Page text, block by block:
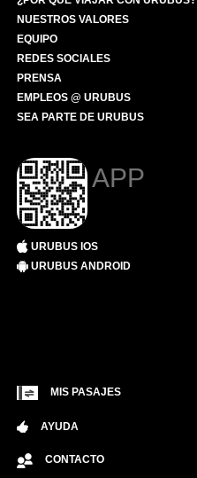
NUESTROS VALORES
EQUIPO
REDES SOCIALES
PRENSA
EMPLEOS @ URUBUS
SEA PARTE DE URUBUS
APP
URUBUS IOS
URUBUS ANDROID
MIS PASAJES
AYUDA
CONTACTO